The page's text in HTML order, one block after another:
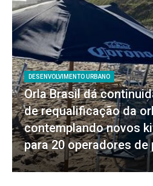
DESENVOLVIMENTO URBANO
Orla Brasil dá
de requalificação da
contemplando novos
para 20 operadores de